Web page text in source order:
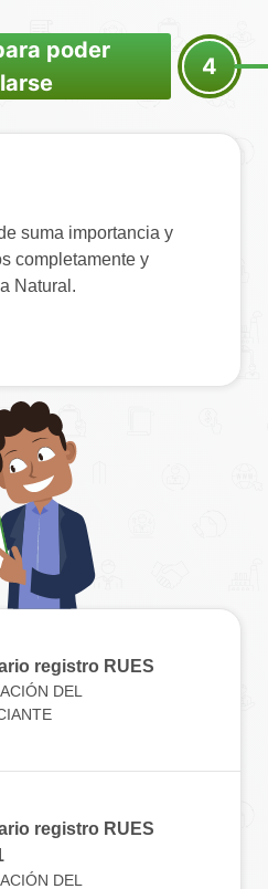
poder
4
suma importancia y
completamente y
Natural.
registro RUES
DEL
registro RUES
DEL